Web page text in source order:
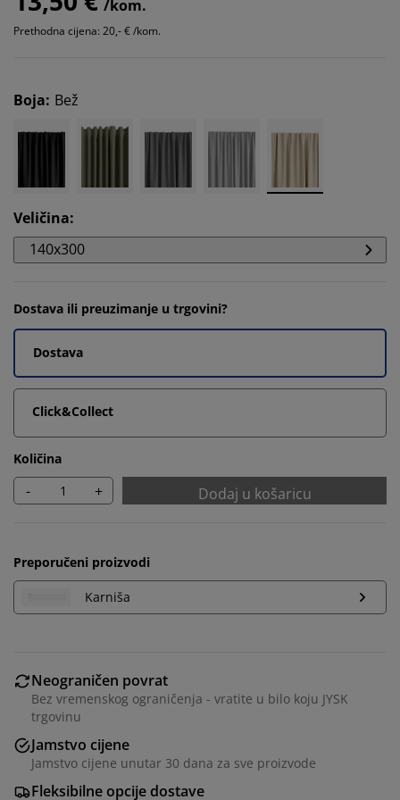
/kom.
Prethodna cijena: 20,- € /kom.
Boja: Bež
Veličina:
140x300
Dostava ili preuzimanje u trgovini?
Dostava
Click&Collect
Količina
- + Dodaj u košaricu
Preporučeni proizvodi
Karniša
Neograničen povrat
Bez vremenskog ograničenja - vratite u bilo koju JYSK
trgovinu
Jamstvo cijene
Jamstvo cijene unutar 30 dana za sve proizvode
Fleksibilne opcije dostave
Personaliziramo vaše iskustvo
U JYSKu koristimo kolačiće i mobilne identifikatore kako
bismo osigurali dobro korisničko iskustvo prilikom
posjeta našoj web stranici. Kolačići prikupljaju
informacije o vama u svrhu funkcionalnosti, statistike i